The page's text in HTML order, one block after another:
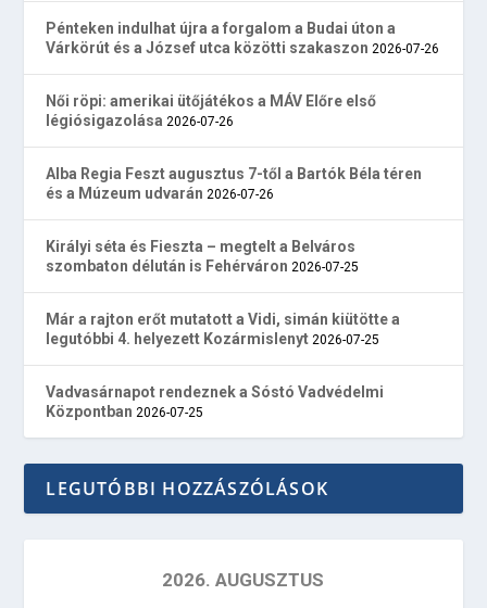
Pénteken indulhat újra a forgalom a Budai úton a
Várkörút és a József utca közötti szakaszon 2026-07-26
Női röpi: amerikai ütőjátékos a MÁV Előre első
légiósigazolása 2026-07-26
Alba Regia Feszt augusztus 7-től a Bartók Béla téren
és a Múzeum udvarán 2026-07-26
Királyi séta és Fieszta – megtelt a Belváros
szombaton délután is Fehérváron 2026-07-25
Már a rajton erőt mutatott a Vidi, simán kiütötte a
legutóbbi 4. helyezett Kozármislenyt 2026-07-25
Vadvasárnapot rendeznek a Sóstó Vadvédelmi
Központban 2026-07-25
LEGUTÓBBI HOZZÁSZÓLÁSOK
2026. AUGUSZTUS